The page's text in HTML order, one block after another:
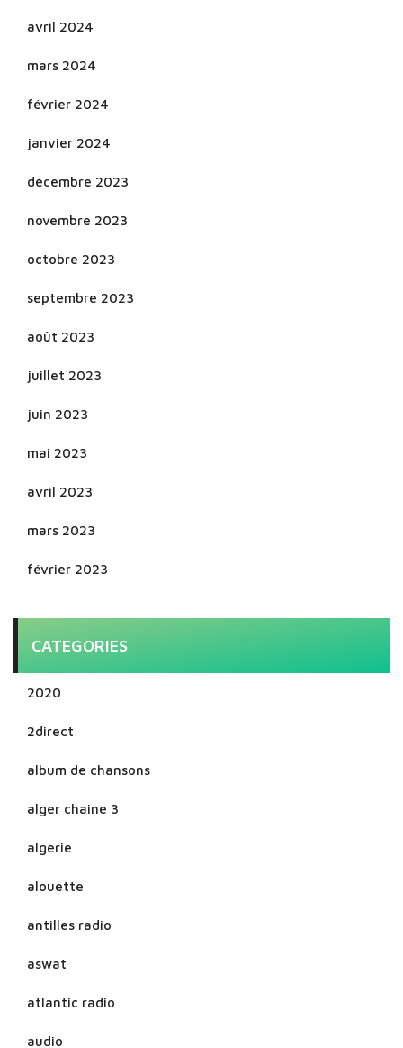
avril 2024
mars 2024
février 2024
janvier 2024
décembre 2023
novembre 2023
octobre 2023
septembre 2023
août 2023
juillet 2023
juin 2023
mai 2023
avril 2023
mars 2023
février 2023
CATEGORIES
2020
2direct
album de chansons
alger chaine 3
algerie
alouette
antilles radio
aswat
atlantic radio
audio